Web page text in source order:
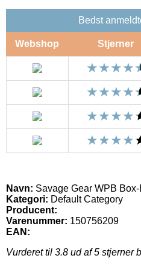
Bedst
Webshop Stjerner
Navn: Savage Gear WPB
Kategori: Default Category
Producent:
Varenummer: 150756209
EAN:
Vurderet til 3.8 ud af 5 stjerner